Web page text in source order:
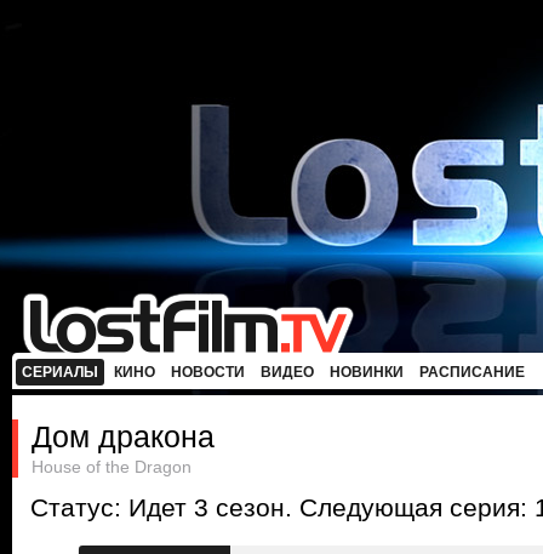
СЕРИАЛЫ КИНО НОВОСТИ ВИДЕО НОВИНКИ РАСПИСАНИЕ
Дом дракона
House of the Dragon
Статус: Идет 3 сезон. Следующая серия: